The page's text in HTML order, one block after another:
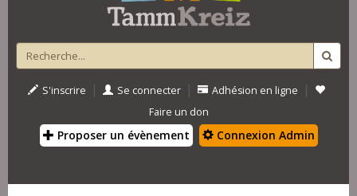
S'inscrire | Se connecter | Adhésion en ligne |
Faire un don
Proposer un évènement Connexion Admin